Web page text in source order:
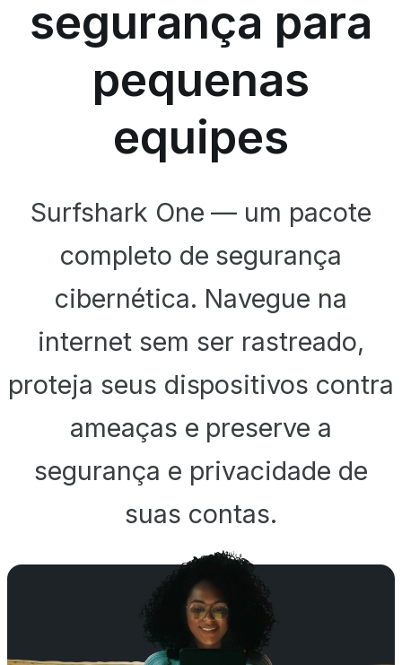
segurança para
pequenas
equipes
Surfshark One — um pacote
completo de segurança
cibernética. Navegue na
internet sem ser rastreado,
proteja seus dispositivos contra
ameaças e preserve a
segurança e privacidade de
suas contas.